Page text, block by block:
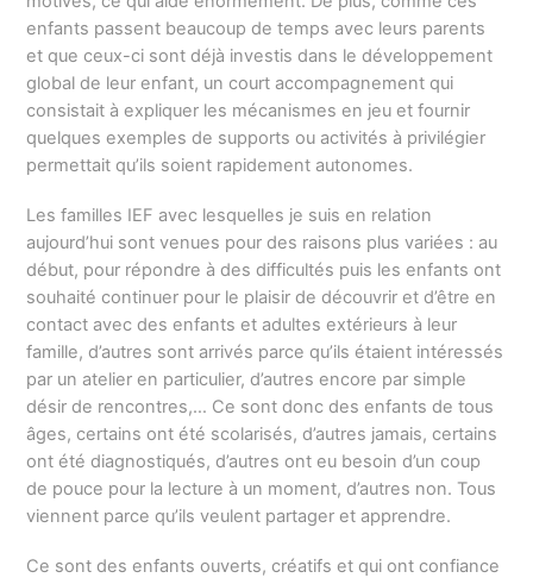
enfants passent beaucoup de temps avec leurs parents
et que ceux-ci sont déjà investis dans le développement
global de leur enfant, un court accompagnement qui
consistait à expliquer les mécanismes en jeu et fournir
quelques exemples de supports ou activités à privilégier
permettait qu’ils soient rapidement autonomes.
Les familles IEF avec lesquelles je suis en relation
aujourd’hui sont venues pour des raisons plus variées : au
début, pour répondre à des difficultés puis les enfants ont
souhaité continuer pour le plaisir de découvrir et d’être en
contact avec des enfants et adultes extérieurs à leur
famille, d’autres sont arrivés parce qu’ils étaient intéressés
par un atelier en particulier, d’autres encore par simple
désir de rencontres,… Ce sont donc des enfants de tous
âges, certains ont été scolarisés, d’autres jamais, certains
ont été diagnostiqués, d’autres ont eu besoin d’un coup
de pouce pour la lecture à un moment, d’autres non. Tous
viennent parce qu’ils veulent partager et apprendre.
Ce sont des enfants ouverts, créatifs et qui ont confiance